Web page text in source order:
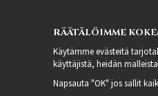
RÄÄTÄLÖIMME
Käytämme evästeitä
käyttäjistä, heidän
Napsauta "OK" jos sallit